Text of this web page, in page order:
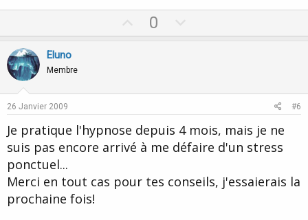
p
0
o
e
Eluno
Membre
26 Janvier 2009 #6
Je pratique l'hypnose depuis 4 mois, mais je ne
suis pas encore arrivé à me défaire d'un stress
ponctuel...
Merci en tout cas pour tes conseils, j'essaierais la
prochaine fois!